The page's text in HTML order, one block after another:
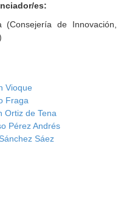
es:
(Consejería de Innovación,
Vioque
Fraga
Ortiz de Tena
Pérez Andrés
Sáez